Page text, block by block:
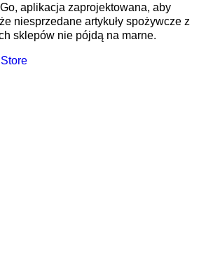
aplikacja zaprojektowana, aby
niesprzedane artykuły spożywcze z
sklepów nie pójdą na marne.